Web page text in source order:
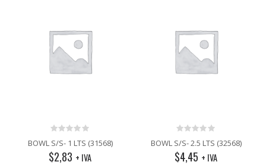
0
out
of
5
BOWL S/S- 1 LTS (31568)
$2,83 + IVA
0
out
of
5
BOWL S/S- 2.5 LTS (32568)
$4,45 + IVA